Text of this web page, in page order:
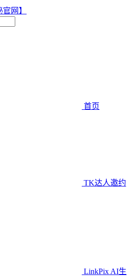
首页
TK达人邀约
LinkPix AI生